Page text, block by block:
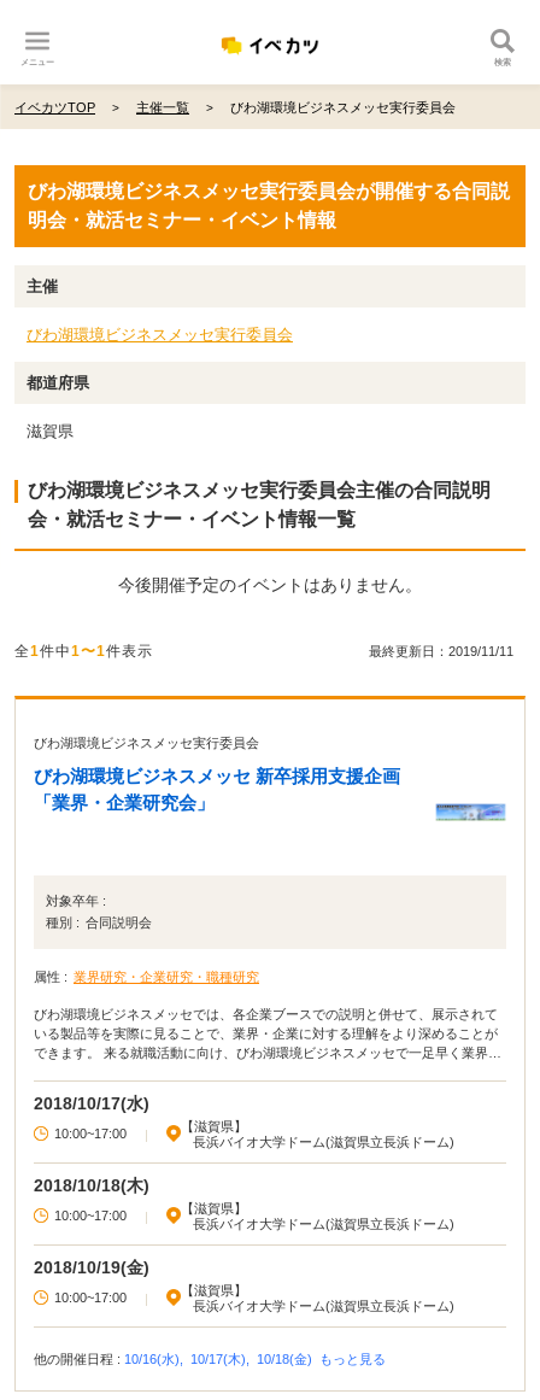
メニュー 検索
イベカツTOP 主催一覧 びわ湖環境ビジネスメッセ実行委員会
びわ湖環境ビジネスメッセ実行委員会が開催する合同説
明会・就活セミナー・イベント情報
主催
びわ湖環境ビジネスメッセ実行委員会
都道府県
滋賀県
びわ湖環境ビジネスメッセ実行委員会主催の合同説明
会・就活セミナー・イベント情報一覧
今後開催予定のイベントはありません。
全1件中1〜1件表示 最終更新日：2019/11/11
びわ湖環境ビジネスメッセ実行委員会
びわ湖環境ビジネスメッセ 新卒採用支援企画
「業界・企業研究会」
対象卒年 :
種別 : 合同説明会
属性 : 業界研究・企業研究・職種研究
びわ湖環境ビジネスメッセでは、各企業ブースでの説明と併せて、展示されて
いる製品等を実際に見ることで、業界・企業に対する理解をより深めることが
できます。 来る就職活動に向け、びわ湖環境ビジネスメッセで一足早く業界・
2018/10/17(水)
10:00~17:00 |
【滋賀県】
長浜バイオ大学ドーム(滋賀県立長浜ドーム)
2018/10/18(木)
10:00~17:00 |
【滋賀県】
長浜バイオ大学ドーム(滋賀県立長浜ドーム)
2018/10/19(金)
10:00~17:00 |
【滋賀県】
長浜バイオ大学ドーム(滋賀県立長浜ドーム)
他の開催日程 : 10/16(水), 10/17(木), 10/18(金) もっと見る